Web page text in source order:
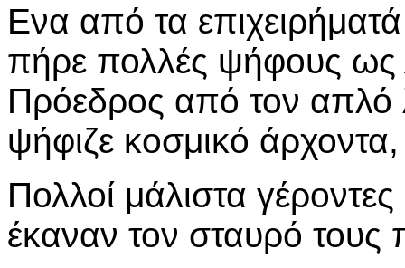
Ενα από τα
πήρε πολλές ψήφους
Πρόεδρος από τον απλό
ψήφιζε κοσμικό
Πολλοί μάλιστα γέροντες
έκαναν τον σταυρό